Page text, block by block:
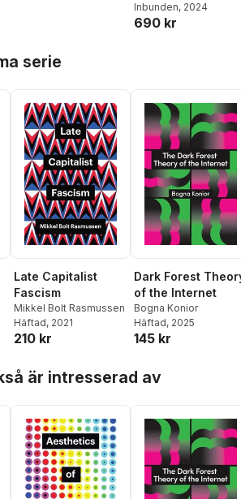
Inbunden, 2024
690 kr
serie
Late Capitalist
Fascism
Mikkel Bolt Rasmussen
Häftad, 2021
210 kr
Dark Forest
of the Internet
Bogna Konior
Häftad, 2025
145 kr
är intresserad av